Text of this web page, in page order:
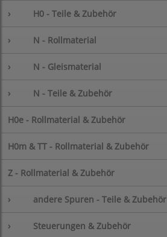
› H0 - Teile & Zubehör
› N - Rollmaterial
› N - Gleismaterial
› N - Teile & Zubehör
H0e - Rollmaterial & Zubehör
H0m & TT - Rollmaterial & Zubehör
Z - Rollmaterial & Zubehör
› andere Spuren - Teile & Zubehör
› Steuerungen & Zubehör